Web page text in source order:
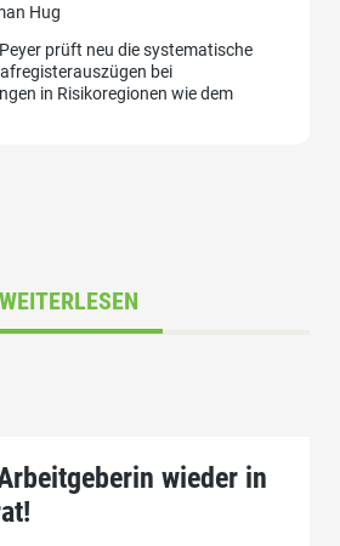
Hug
prüft neu die systematische
bei
in Risikoregionen wie dem
WEITERLESEN
wieder in